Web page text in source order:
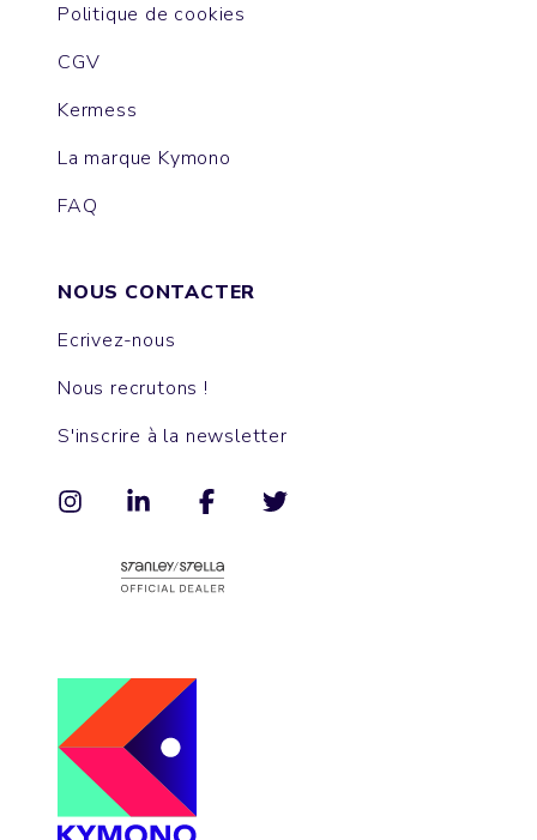
Politique de cookies
CGV
Kermess
La marque Kymono
FAQ
NOUS CONTACTER
Ecrivez-nous
Nous recrutons !
S'inscrire à la newsletter